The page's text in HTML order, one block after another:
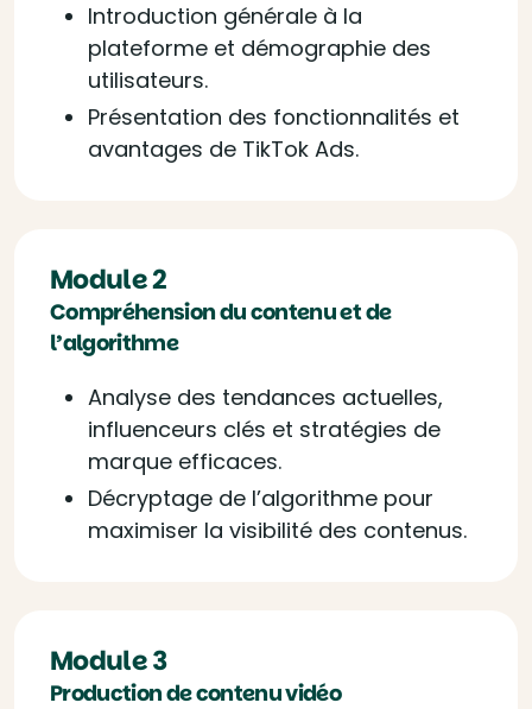
Introduction générale à la
plateforme et démographie des
utilisateurs.
Présentation des fonctionnalités et
avantages de TikTok Ads.
Module 2
Compréhension du contenu et de
l’algorithme
Analyse des tendances actuelles,
influenceurs clés et stratégies de
marque efficaces.
Décryptage de l’algorithme pour
maximiser la visibilité des contenus.
Module 3
Production de contenu vidéo